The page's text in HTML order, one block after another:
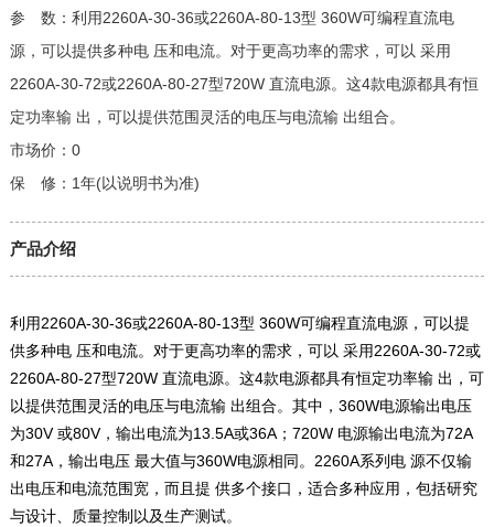
参 数：利用2260A-30-36或2260A-80-13型 360W可编程直流电
源，可以提供多种电 压和电流。对于更高功率的需求，可以 采用
2260A-30-72或2260A-80-27型720W 直流电源。这4款电源都具有恒
定功率输 出，可以提供范围灵活的电压与电流输 出组合。
市场价：0
保 修：1年(以说明书为准)
产品介绍
利用2260A-30-36或2260A-80-13型 360W可编程直流电源，可以提
供多种电 压和电流。对于更高功率的需求，可以 采用2260A-30-72或
2260A-80-27型720W 直流电源。这4款电源都具有恒定功率输 出，可
以提供范围灵活的电压与电流输 出组合。其中，360W电源输出电压
为30V 或80V，输出电流为13.5A或36A；720W 电源输出电流为72A
和27A，输出电压 最大值与360W电源相同。2260A系列电 源不仅输
出电压和电流范围宽，而且提 供多个接口，适合多种应用，包括研究
与设计、质量控制以及生产测试。